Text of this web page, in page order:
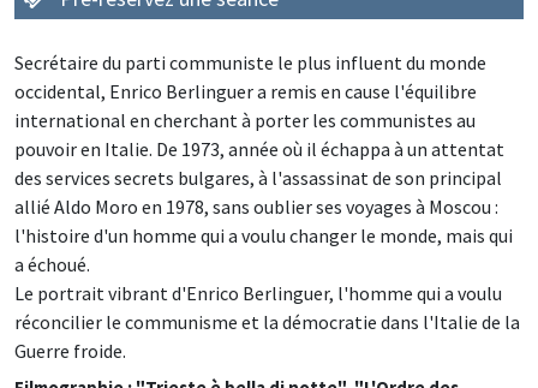
Secrétaire du parti communiste le plus influent du monde
occidental, Enrico Berlinguer a remis en cause l'équilibre
international en cherchant à porter les communistes au
pouvoir en Italie. De 1973, année où il échappa à un attentat
des services secrets bulgares, à l'assassinat de son principal
allié Aldo Moro en 1978, sans oublier ses voyages à Moscou :
l'histoire d'un homme qui a voulu changer le monde, mais qui
a échoué.
Le portrait vibrant d'Enrico Berlinguer, l'homme qui a voulu
réconcilier le communisme et la démocratie dans l'Italie de la
Guerre froide.